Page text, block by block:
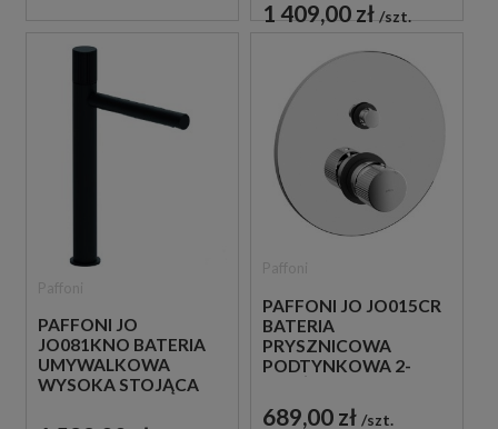
1 409,00 zł szt.
PAFFONI JO
JO081KNO BATERIA
UMYWALKOWA
WYSOKA STOJĄCA
CZARNA
PAFFONI JO JO015CR
BATERIA
PRYSZNICOWA
PODTYNKOWA 2-
JEDNOUCHWYTOWA
689,00 zł szt.